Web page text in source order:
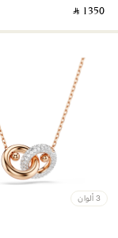
‎ ⃁ ⁦1350⁩ ‎
3 ألوان